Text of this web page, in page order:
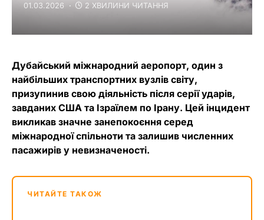
01.03.2026 2 ХВИЛИНИ ЧИТАННЯ
Дубайський міжнародний аеропорт, один з
найбільших транспортних вузлів світу,
призупинив свою діяльність після серії ударів,
завданих США та Ізраїлем по Ірану. Цей інцидент
викликав значне занепокоєння серед
міжнародної спільноти та залишив численних
пасажирів у невизначеності.
ЧИТАЙТЕ ТАКОЖ